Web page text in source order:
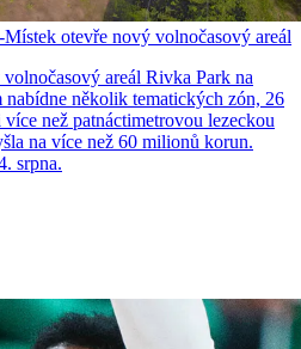
otevře nový volnočasový areál
areál Rivka Park na
několik tematických zón, 26
než patnáctimetrovou lezeckou
na více než 60 milionů korun.
srpna.